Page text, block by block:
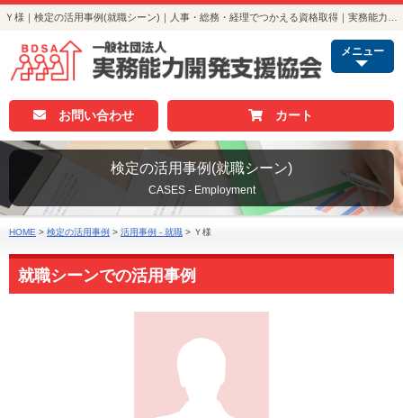
メニュー
お問い合わせ カート
検定の活用事例(就職シーン)
CASES - Employment
HOME > 検定の活用事例 > 活用事例 - 就職 > Ｙ様
就職シーンでの活用事例